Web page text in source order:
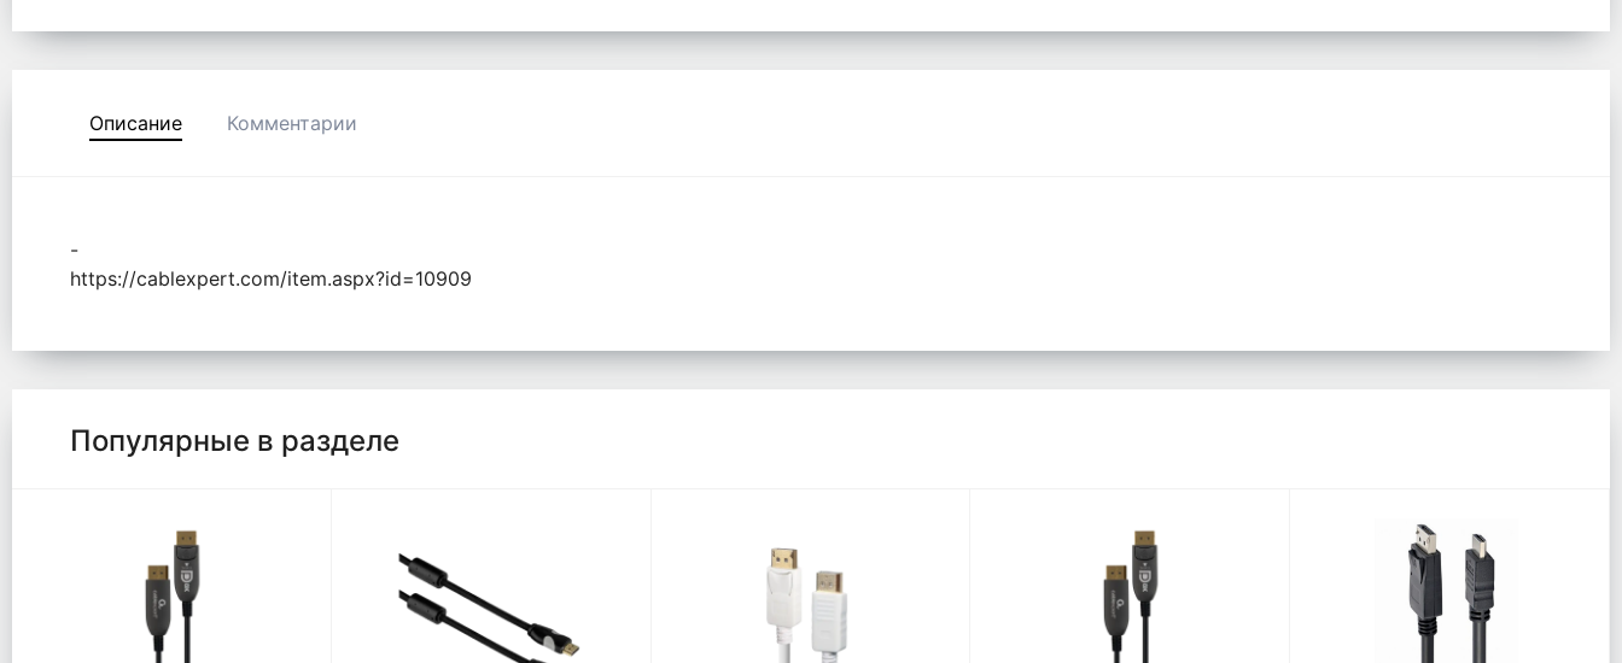
Описание Комментарии
-
https://cablexpert.com/item.aspx?id=10909
Популярные в разделе